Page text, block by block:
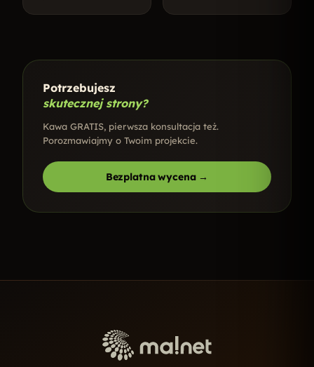
Potrzebujesz
skutecznej strony?
Kawa GRATIS, pierwsza konsultacja też.
Porozmawiajmy o Twoim projekcie.
Bezplatna wycena →